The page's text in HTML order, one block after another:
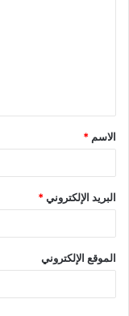
ق
*
الاسم *
البريد الإلكتروني*
الموقع الإلكتروني